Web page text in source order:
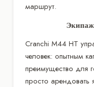
маршрут.
Cranchi M44 HT
человек: опытным
преимущество для
просто арендовать